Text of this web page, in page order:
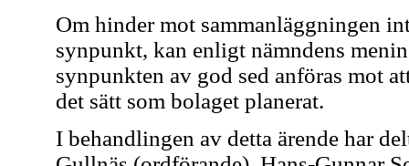
Om hinder mot sammanläggningen
synpunkt, kan enligt nämndens
synpunkten av god sed anföras mot
det sätt som bolaget planerat.
I behandlingen av detta ärende har